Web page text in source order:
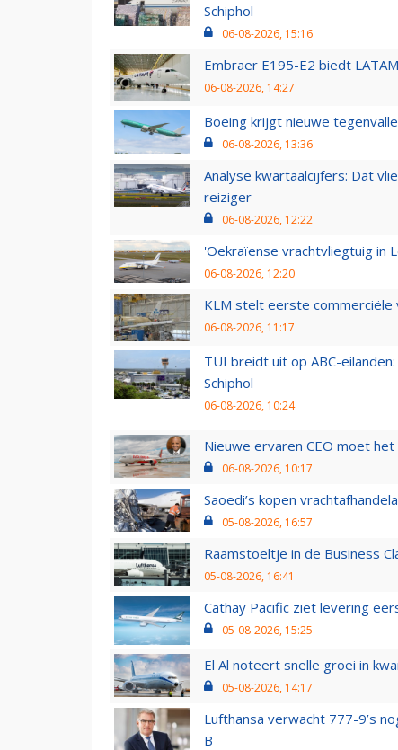
Schiphol
06-08-2026, 15:16
Embraer E195-E2 biedt
06-08-2026, 14:27
Boeing krijgt nieuwe
06-08-2026, 13:36
Analyse kwartaalcijfers: Dat
reiziger
06-08-2026, 12:22
'Oekraïense vrachtvliegtuig in
06-08-2026, 12:20
KLM stelt eerste
06-08-2026, 11:17
TUI breidt uit op ABC-
Schiphol
06-08-2026, 10:24
Nieuwe ervaren CEO moet
06-08-2026, 10:17
Saoedi’s kopen
05-08-2026, 16:57
Raamstoeltje in de Business
05-08-2026, 16:41
Cathay Pacific ziet levering
05-08-2026, 15:25
El Al noteert snelle groei in
05-08-2026, 14:17
Lufthansa verwacht 777-9’s
B